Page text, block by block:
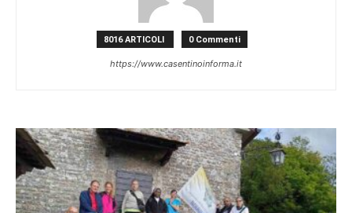
8016 ARTICOLI 0 Commenti
https://www.casentinoinforma.it